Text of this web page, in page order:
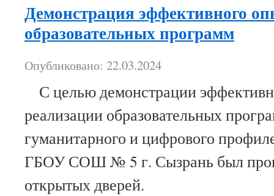
Демонстрация эффективного
образовательных программ
Опубликовано: 22.03.2024
С целью демонстрации
реализации образовательных
гуманитарного и цифрового
ГБОУ СОШ № 5 г. Сызрань был
открытых дверей.